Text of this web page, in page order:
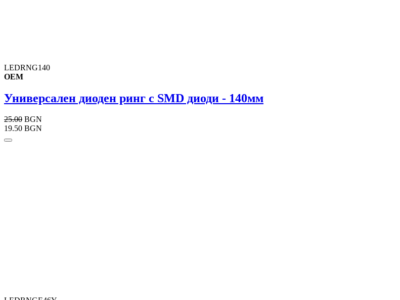
LEDRNG140
OEM
Универсален диоден ринг с SMD диоди - 140мм
25.00 BGN
19.50 BGN